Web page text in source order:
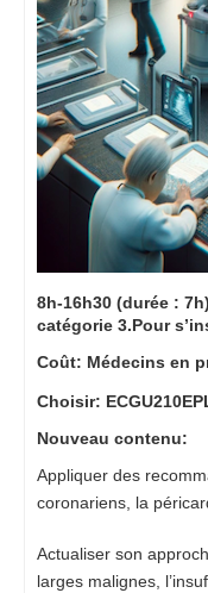
8h-16h30 (durée :
catégorie 3.Pour
Coût: Médecins en
Choisir:
Nouveau contenu:
Appliquer des
coronariens, la
Actualiser son
larges malignes,